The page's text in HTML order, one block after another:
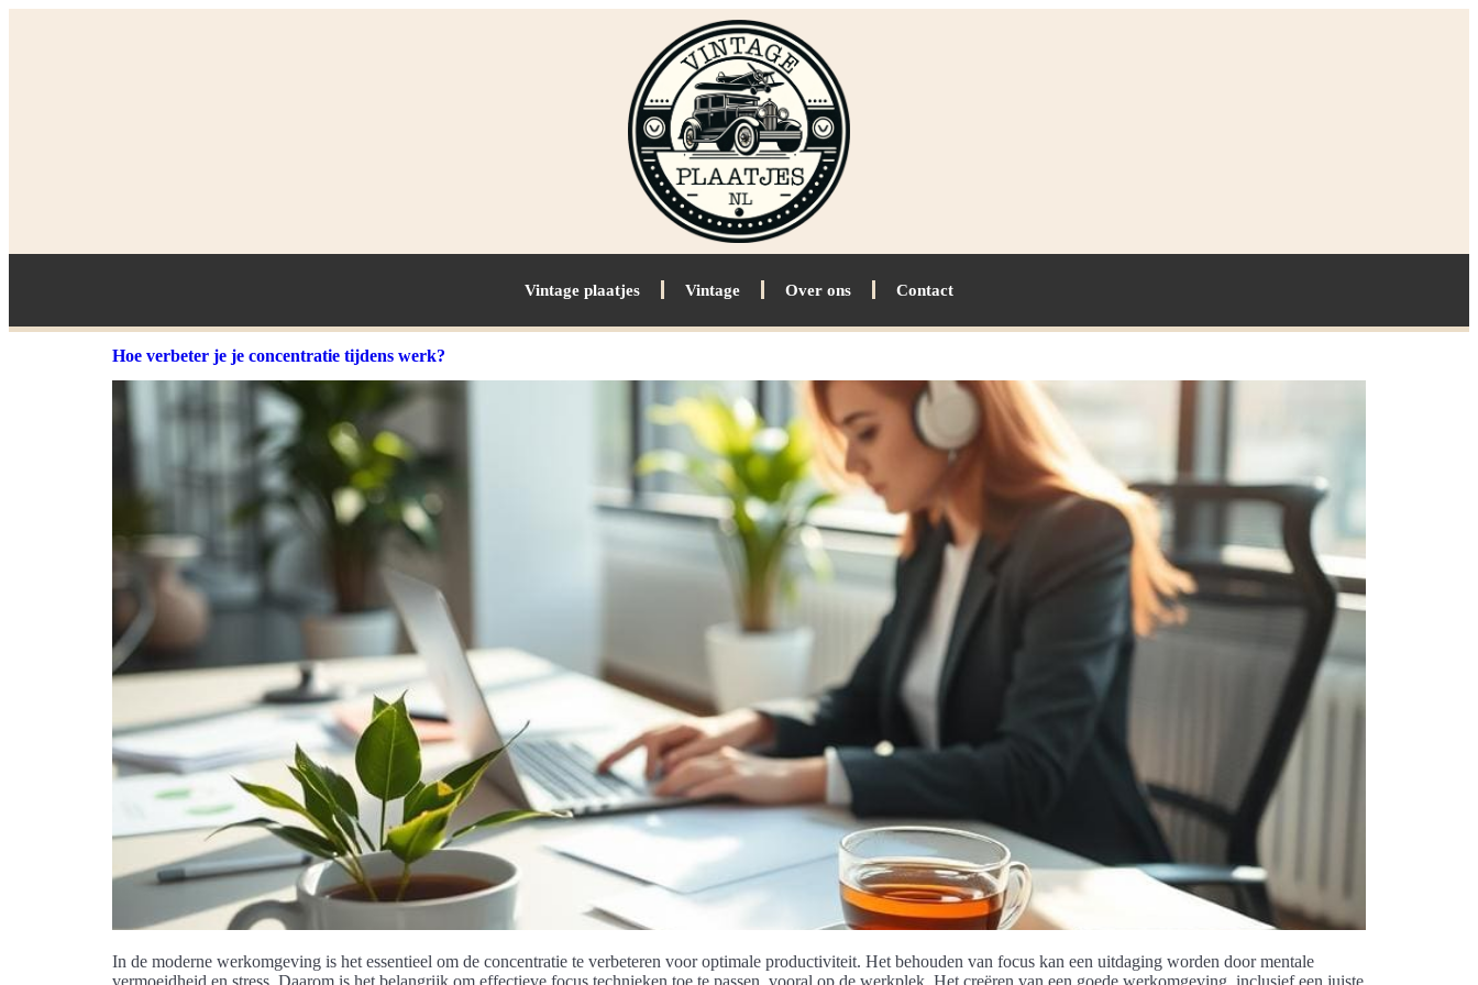
Vintage plaatjes Vintage Over ons Contact
Hoe verbeter je je concentratie tijdens werk?
In de moderne werkomgeving is het essentieel om de concentratie te verbeteren voor optimale productiviteit. Het behouden van focus kan een uitdaging worden door mentale